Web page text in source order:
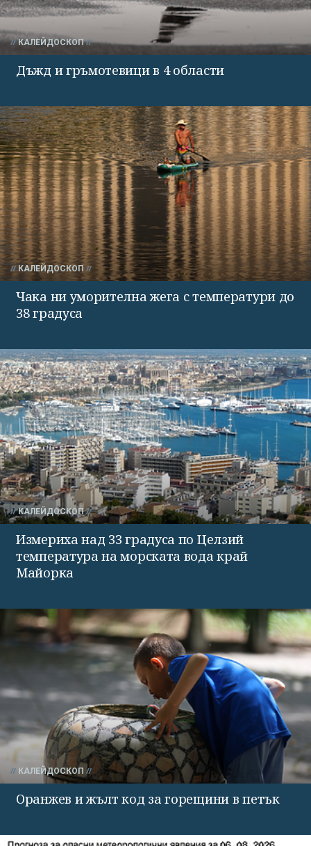
КАЛЕЙДОСКОП
Дъжд и гръмотевици в 4 области
КАЛЕЙДОСКОП
Чака ни уморителна жега с температури до
38 градуса
КАЛЕЙДОСКОП
Измериха над 33 градуса по Целзий
температура на морската вода край
Майорка
КАЛЕЙДОСКОП
Оранжев и жълт код за горещини в петък